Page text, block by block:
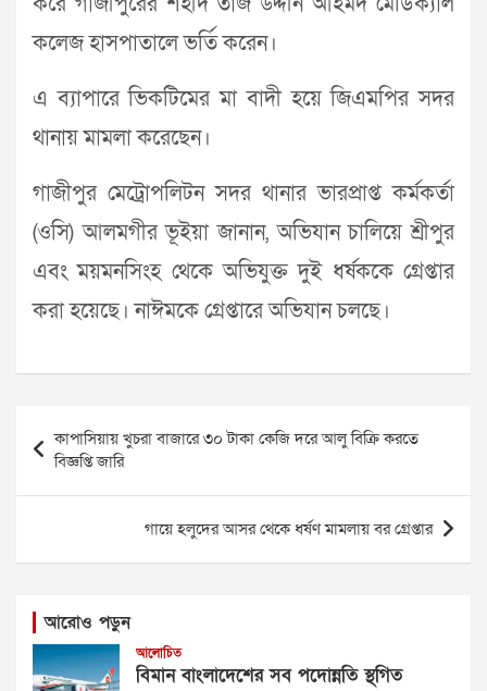
কলেজ হাসপাতালে ভর্তি করেন।
এ ব্যাপারে ভিকটিমের মা বাদী হয়ে জিএমপির সদর
থানায় মামলা করেছেন।
গাজীপুর মেট্রোপলিটন সদর থানার ভারপ্রাপ্ত কর্মকর্তা
(ওসি) আলমগীর ভূইয়া জানান, অভিযান চালিয়ে শ্রীপুর
এবং ময়মনসিংহ থেকে অভিযুক্ত দুই ধর্ষককে গ্রেপ্তার
করা হয়েছে। নাঈমকে গ্রেপ্তারে অভিযান চলছে।
navigation
কাপাসিয়ায় খুচরা বাজারে ৩০ টাকা কেজি দরে আলু বিক্রি করতে
বিজ্ঞপ্তি জারি
গায়ে হলুদের আসর থেকে ধর্ষণ মামলায় বর গ্রেপ্তার
আরোও পড়ুন
আলোচিত
বিমান বাংলাদেশের সব পদোন্নতি স্থগিত